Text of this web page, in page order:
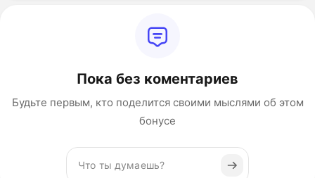
Пока без коментариев
Будьте первым, кто поделится своими мыслями об этом
бонусе